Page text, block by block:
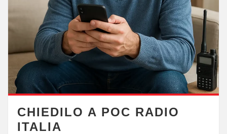
CHIEDILO A POC RADIO
ITALIA